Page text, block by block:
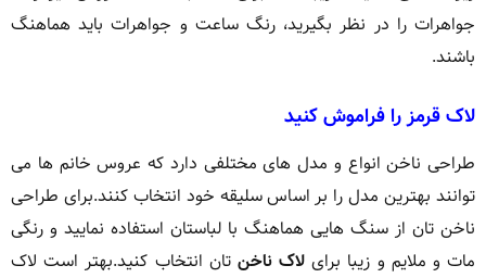
جواهرات را در نظر بگیرید، رنگ ساعت و جواهرات باید هماهنگ
باشند.
لاک قرمز را فراموش کنید
طراحی ناخن انواع و مدل های مختلفی دارد که عروس خانم ها می
توانند بهترین مدل را بر اساس سلیقه خود انتخاب کنند.برای طراحی
ناخن تان از سنگ هایی هماهنگ با لباستان استفاده نمایید و رنگی
مات و ملایم و زیبا برای لاک ناخن تان انتخاب کنید.بهتر است لاک